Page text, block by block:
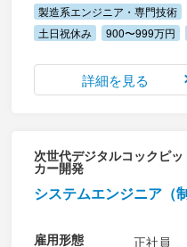
製造系エンジニア・専門技術
土日祝休み
900〜999万円
詳細を見る
次世代デジタルコックピ
カー開発
システムエンジニア（
雇用形態
正社員